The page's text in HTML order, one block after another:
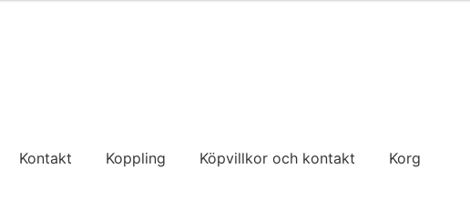
Kontakt Koppling Köpvillkor och kontakt Korg